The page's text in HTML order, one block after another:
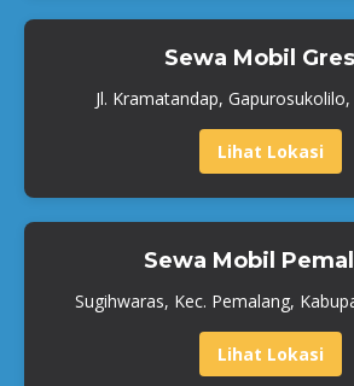
Sewa Mobil
Jl. Kramatandap, Gapurosukolilo,
Lihat Lokasi
Sewa Mobil
Sugihwaras, Kec. Pemalang,
Lihat Lokasi